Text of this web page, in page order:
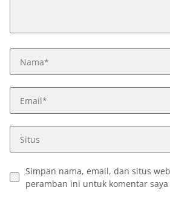
Simpan nama, email, dan situs
peramban ini untuk komentar